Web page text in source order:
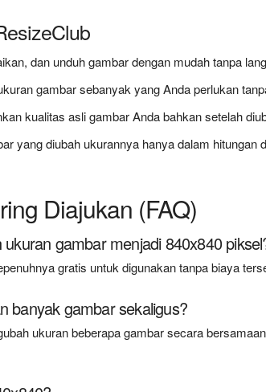
dan unduh gambar dengan mudah tanpa
gambar sebanyak yang Anda perlukan
kualitas asli gambar Anda bahkan setelah
yang diubah ukurannya hanya dalam hitungan
Diajukan (FAQ)
gambar menjadi 840x840
gratis untuk digunakan tanpa biaya
banyak gambar sekaligus?
ukuran beberapa gambar secara